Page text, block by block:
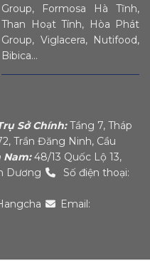
Group, Formosa Hà Tĩnh,
Than Hoạt Tính, Hòa Phát
Group, Viglacera, Nutifood,
Bibica…
Sở Chính:Tầng 7, Tháp
Trần Đăng Ninh, Cầu
Nam:48/13 Quốc Lộ 13,
Dương
Số điện thoại:
Email: